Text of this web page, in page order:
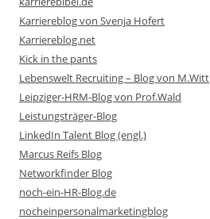
Karriereblog von Svenja Hofert
Karriereblog.net
Kick in the pants
Lebenswelt Recruiting – Blog von M.Witt
Leipziger-HRM-Blog von Prof.Wald
Leistungsträger-Blog
LinkedIn Talent Blog (engl.)
Marcus Reifs Blog
Networkfinder Blog
noch-ein-HR-Blog.de
nocheinpersonalmarketingblog